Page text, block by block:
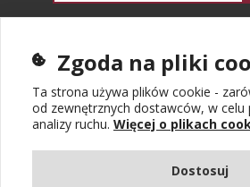
Więcej informacji
Zgoda na pliki
Ta strona używa plików cookie -
od zewnętrznych dostawców, w celu
analizy ruchu. Więcej o plikach
Dostosuj